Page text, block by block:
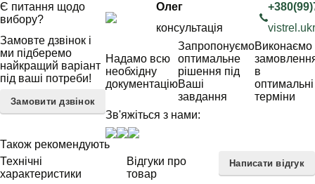
Є питання щодо
вибору?
Замовте дзвінок і
ми підберемо
найкращий варіант
під ваші потреби!
Замовити дзвінок
Олег
консультація
Надамо всю
необхідну
документацію
Запропонуємо
оптимальне
рішення під
Ваші
завдання
Виконаємо
в
оптимальні
терміни
Зв'яжіться з нами:
Також рекомендують
Технічні
характеристики
Відгуки про
товар
Написати відгук